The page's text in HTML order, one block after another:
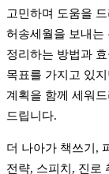
고민하며 도움을
허송세월을 보내는
정리하는 방법과
목표를 가지고 있
계획을 함께 세워
드립니다.
더 나아가 책쓰기,
전략, 스피치, 진로